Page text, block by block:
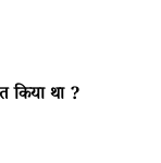
किया था ?